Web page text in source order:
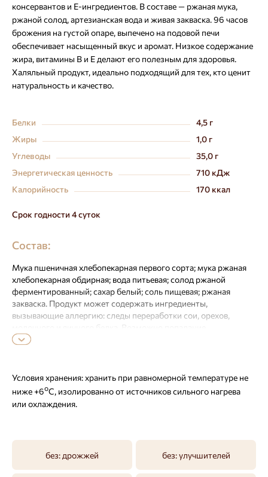
консервантов и Е-ингредиентов. В составе — ржаная мука,
ржаной солод, артезианская вода и живая закваска. 96 часов
брожения на густой опаре, выпечено на подовой печи
обеспечивает насыщенный вкус и аромат. Низкое содержание
жира, витамины В и Е делают его полезным для здоровья.
Халяльный продукт, идеально подходящий для тех, кто ценит
натуральность и качество.
Белки
4,5 г
Жиры
1,0 г
Углеводы
35,0 г
Энергетическая ценность
710 кДж
Калорийность
170 ккал
Срок годности 4 суток
Состав:
Мука пшеничная хлебопекарная первого сорта; мука ржаная
хлебопекарная обдирная; вода питьевая; солод ржаной
ферментированный; сахар белый; соль пищевая; ржаная
закваска. Продукт может содержать ингредиенты,
вызывающие аллергию: следы переработки сои, орехов,
молочного и яичного белка. Возможно попадание
осолодованного зерна
Условия хранения:хранить при равномерной температуре не
ниже +6оС, изолированно от источников сильного нагрева
или охлаждения.
без: дрожжей без: улучшителей